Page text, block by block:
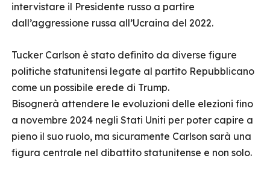
intervistare il Presidente russo a partire
dall’aggressione russa all’Ucraina del 2022.
Tucker Carlson è stato definito da diverse figure
politiche statunitensi legate al partito Repubblicano
come un possibile erede di Trump.
Bisognerà attendere le evoluzioni delle elezioni fino
a novembre 2024 negli Stati Uniti per poter capire a
pieno il suo ruolo, ma sicuramente Carlson sarà una
figura centrale nel dibattito statunitense e non solo.